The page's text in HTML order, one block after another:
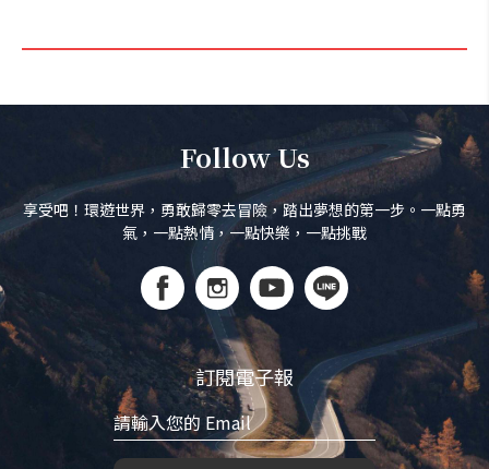
Follow Us
享受吧！環遊世界，勇敢歸零去冒險，踏出夢想的第一步。一點勇
氣，一點熱情，一點快樂，一點挑戰
訂閱電子報